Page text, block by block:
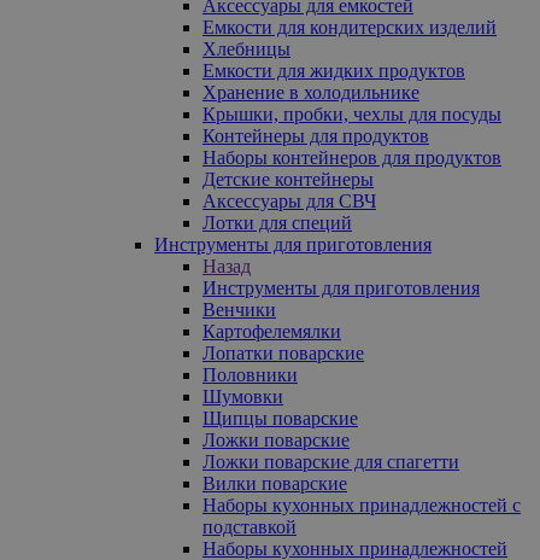
Аксессуары для емкостей
Емкости для кондитерских изделий
Хлебницы
Емкости для жидких продуктов
Хранение в холодильнике
Крышки, пробки, чехлы для посуды
Контейнеры для продуктов
Наборы контейнеров для продуктов
Детские контейнеры
Аксессуары для СВЧ
Лотки для специй
Инструменты для приготовления
Назад
Инструменты для приготовления
Венчики
Картофелемялки
Лопатки поварские
Половники
Шумовки
Щипцы поварские
Ложки поварские
Ложки поварские для спагетти
Вилки поварские
Наборы кухонных принадлежностей с
подставкой
Наборы кухонных принадлежностей